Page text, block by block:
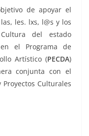
de apoyar el
les. lxs, l@s y los
del estado
el Programa de
Artístico (PECDA)
conjunta con el
Culturales